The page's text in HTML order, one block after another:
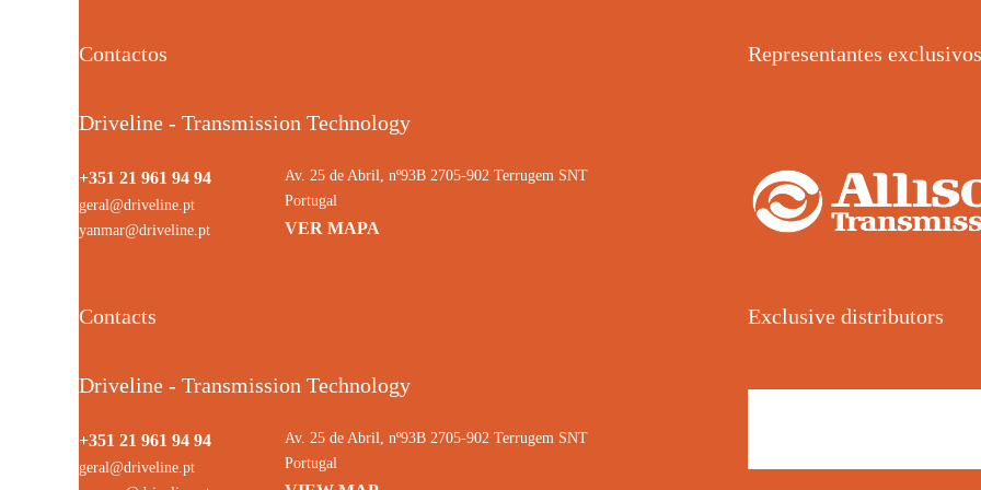
Contactos
Driveline - Transmission Technology
+351 21 961 94 94
geral@driveline.pt
yanmar@driveline.pt
Av. 25 de Abril, nº93B 2705-902 Terrugem SNT
Portugal
VER MAPA
Representantes exclusivos
Contacts
Driveline - Transmission Technology
+351 21 961 94 94
geral@driveline.pt
Av. 25 de Abril, nº93B 2705-902 Terrugem SNT
Portugal
Exclusive distributors